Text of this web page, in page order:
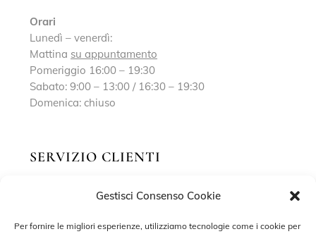
Gestisci Consenso Cookie
Per fornire le migliori esperienze, utilizziamo tecnologie come i cookie per
Orari
Lunedì – venerdì:
Mattina su appuntamento
Pomeriggio 16:00 – 19:30
Sabato: 9:00 – 13:00 / 16:30 – 19:30
Domenica: chiuso
SERVIZIO CLIENTI
Richiedi un appuntamento
Contatti